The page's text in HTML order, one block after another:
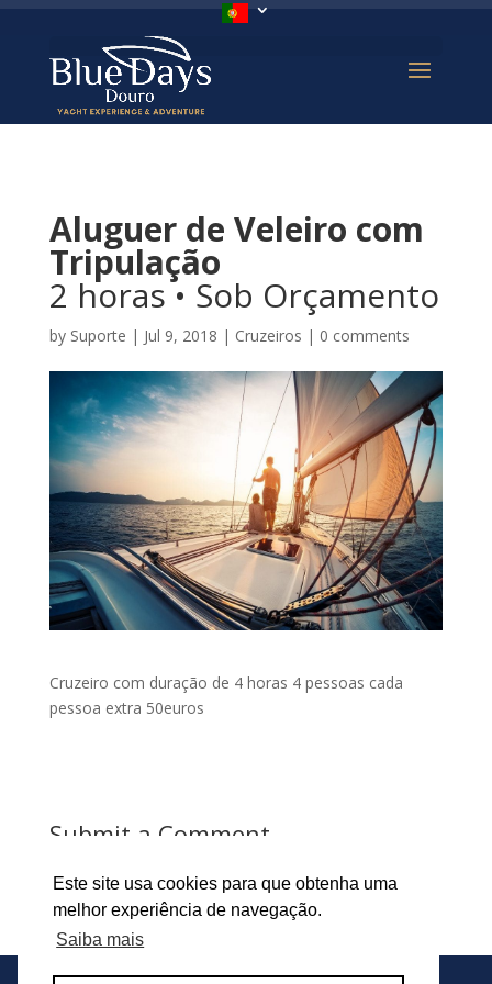
Este site usa cookies para que obtenha uma
melhor experiência de navegação.
Saiba mais
Aluguer de Veleiro com
Tripulação
2 horas • Sob Orçamento
by Suporte | Jul 9, 2018 | Cruzeiros | 0 comments
Cruzeiro com duração de 4 horas 4 pessoas cada
pessoa extra 50euros
Submit a Comment